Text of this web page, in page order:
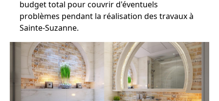
budget total pour couvrir d'éventuels
problèmes pendant la réalisation des travaux à
Sainte-Suzanne.